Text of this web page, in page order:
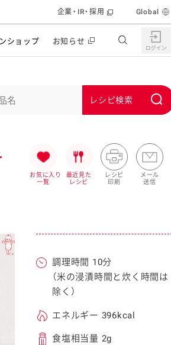
すめの特設サイト
ーピー マヨネーズキッチン
もうれしい。サラダストック
ちで作るポテトサラダ
ちでミールストック
なの食と健康応援
他の商品サイト
キャンペーン・イベント
ショップ お知らせ
企業・IR・採用
食育活動
Global
m
i
お気に入り
一覧
最近見た
レシピ
レシピ
印刷
メール
送信
調理時間 10分
（米の浸漬時間と炊く時間は
除く）
エネルギー 396kcal
食塩相当量 2g